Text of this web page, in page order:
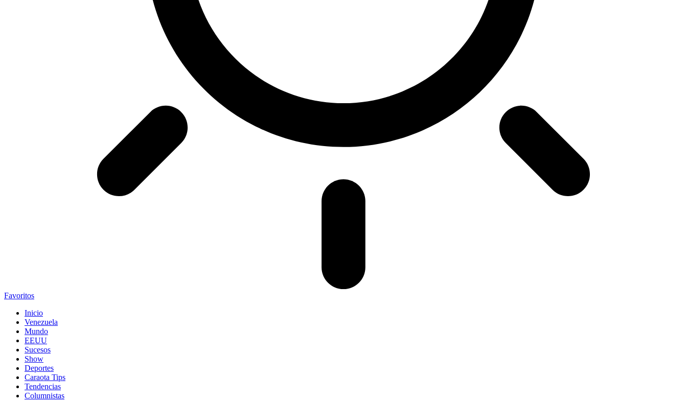
Favoritos
Inicio
Venezuela
Mundo
EEUU
Sucesos
Show
Deportes
Caraota Tips
Tendencias
Columnistas